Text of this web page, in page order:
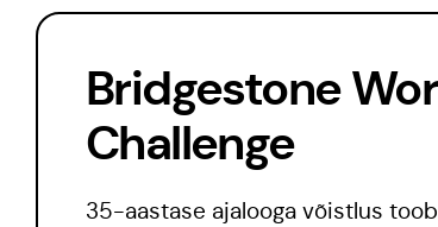
Bridgestone
Challenge
35-aastase ajalooga võistlus